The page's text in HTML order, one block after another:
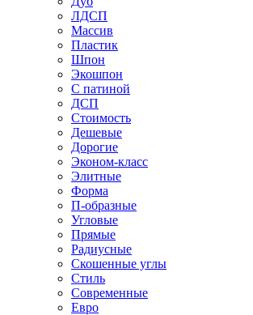
ЛДСП
Массив
Пластик
Шпон
Экошпон
С патиной
ДСП
Стоимость
Дешевые
Дорогие
Эконом-класс
Элитные
Форма
П-образные
Угловые
Прямые
Радиусные
Скошенные углы
Стиль
Современные
Евро